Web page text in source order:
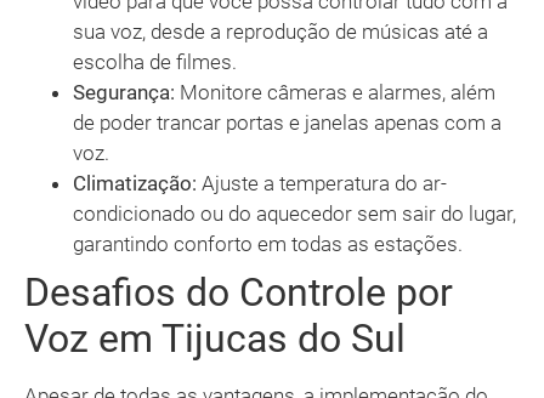
sua voz, desde a reprodução de músicas até a
escolha de filmes.
Segurança: Monitore câmeras e alarmes, além
de poder trancar portas e janelas apenas com a
voz.
Climatização: Ajuste a temperatura do ar-
condicionado ou do aquecedor sem sair do lugar,
garantindo conforto em todas as estações.
Desafios do Controle por
Voz em Tijucas do Sul